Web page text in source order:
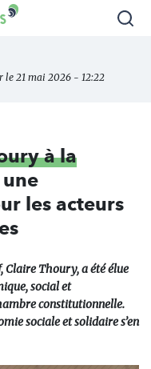
le 21 mai 2026 - 12:22
à la
une
les acteurs
Claire Thoury, a été élue
social et
constitutionnelle.
sociale et solidaire s’en